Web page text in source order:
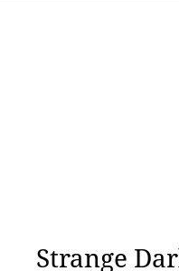
Strange